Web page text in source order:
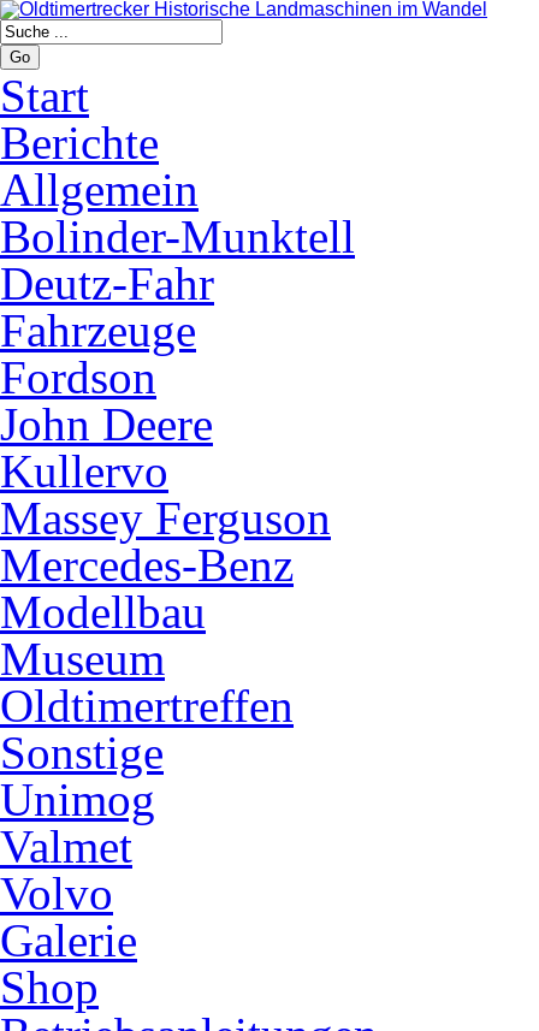
Go
Start
Berichte
Allgemein
Bolinder-Munktell
Deutz-Fahr
Fahrzeuge
Fordson
John Deere
Kullervo
Massey Ferguson
Mercedes-Benz
Modellbau
Museum
Oldtimertreffen
Sonstige
Unimog
Valmet
Volvo
Galerie
Shop